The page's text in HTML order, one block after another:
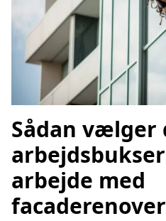
Sådan vælger
arbejde med